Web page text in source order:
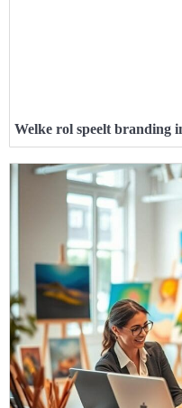
Welke rol speelt branding